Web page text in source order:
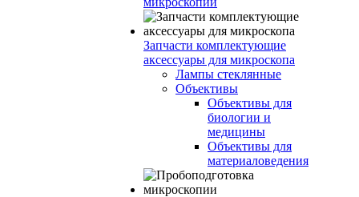
Запчасти комплектующие
аксессуары для микроскопа
Лампы стеклянные
Объективы
Объективы для
биологии и
медицины
Объективы для
материаловедения